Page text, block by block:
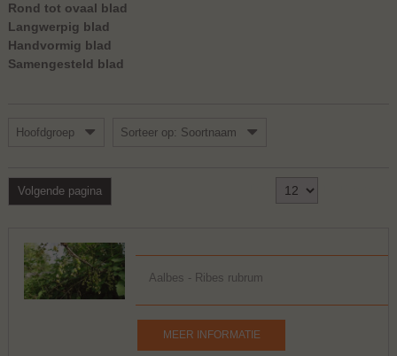
Rond tot ovaal blad
Langwerpig blad
Handvormig blad
Samengesteld blad
Hoofdgroep Sorteer op: Soortnaam
Volgende pagina
Aalbes - Ribes rubrum
MEER INFORMATIE